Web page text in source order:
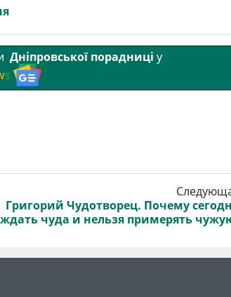
Дніпровської порадниці у
s
Григорий Чудотворец. Почему
ждать чуда и нельзя примерять